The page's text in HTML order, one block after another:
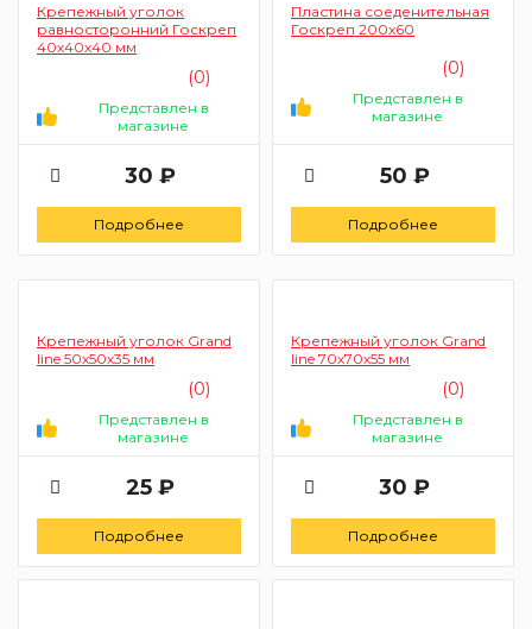
Крепежный уголок
равносторонний Госкреп
40х40х40 мм
(0)
Представлен в
магазине
30 ₽
Подробнее
Пластина соеденительная
Госкреп 200x60
(0)
Представлен в
магазине
50 ₽
Подробнее
Крепежный уголок Grand
line 50х50х35 мм
(0)
Представлен в
магазине
25 ₽
Подробнее
Крепежный уголок Grand
line 70х70х55 мм
(0)
Представлен в
магазине
30 ₽
Подробнее